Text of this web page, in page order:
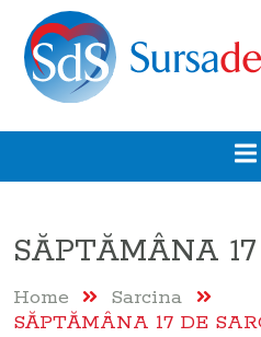
SĂPTĂMÂNA
Home
Sarcina
SĂPTĂMÂNA 17 DE